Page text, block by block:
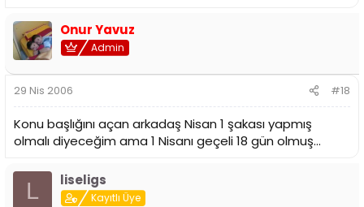
Onur Yavuz
Admin
29 Nis 2006 #18
Konu başlığını açan arkadaş Nisan 1 şakası yapmış
olmalı diyeceğim ama 1 Nisanı geçeli 18 gün olmuş...
L liseligs
Kayıtlı Üye